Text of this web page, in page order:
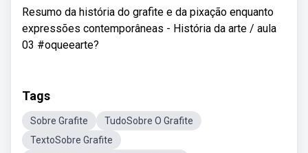
Resumo da história do grafite e da pixação enquanto
expressões contemporâneas - História da arte / aula
03 #oqueearte?
Tags
Sobre Grafite
TudoSobre O Grafite
TextoSobre Grafite